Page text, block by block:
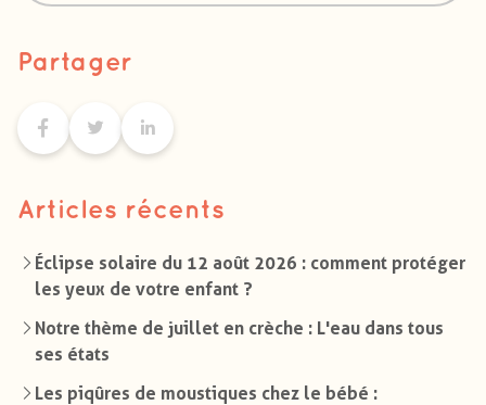
Partager
Articles récents
Éclipse solaire du 12 août 2026 : comment protéger
les yeux de votre enfant ?
Notre thème de juillet en crèche : L'eau dans tous
ses états
Les piqûres de moustiques chez le bébé :